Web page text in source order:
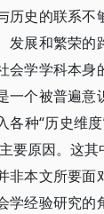
历史的联系不
发展和繁荣的
会学学科本身
一个被普遍意
各种“历史维
要原因。这
非本文所要面
学经验研究的